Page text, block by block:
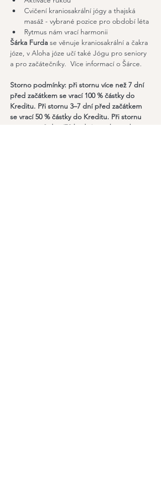
Cvičení kraniosakrální jógy a thajská
masáž - vybrané pozice pro období léta
Rytmus nám vrací harmonii
Šárka Furda se věnuje kraniosakrální a čakra
józe, v Aloha józe učí také Jógu pro seniory
a pro začátečníky. Více informací o Šárce.
Storno podmínky: při stornu více než 7 dní
před začátkem se vrací 100 % částky do
Kreditu. Při stornu 3–7 dní před začátkem
se vrací 50 % částky do Kreditu. Při stornu
méně než 3 dny (72 hodin) před začátkem